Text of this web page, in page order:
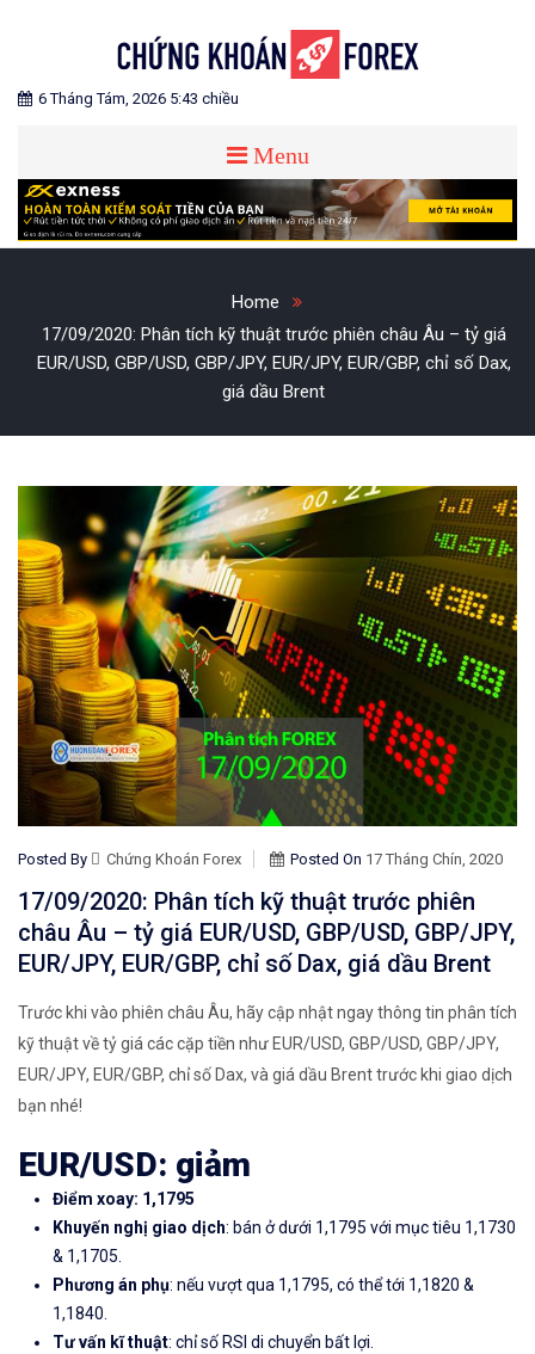
CHỨNG KHOÁN FOREX
Blog chia sẻ về Chứng Khoán và Forex
6 Tháng Tám, 2026 5:43 chiều
Menu
Home
17/09/2020: Phân tích kỹ thuật trước phiên châu Âu – tỷ giá
EUR/USD, GBP/USD, GBP/JPY, EUR/JPY, EUR/GBP, chỉ số Dax,
giá dầu Brent
Posted By Chứng Khoán Forex Posted On 17 Tháng Chín, 2020
17/09/2020: Phân tích kỹ thuật trước phiên
châu Âu – tỷ giá EUR/USD, GBP/USD, GBP/JPY,
EUR/JPY, EUR/GBP, chỉ số Dax, giá dầu Brent
Trước khi vào phiên châu Âu, hãy cập nhật ngay thông tin phân tích
kỹ thuật về tỷ giá các cặp tiền như EUR/USD, GBP/USD, GBP/JPY,
EUR/JPY, EUR/GBP, chỉ số Dax, và giá dầu Brent trước khi giao dịch
bạn nhé!
EUR/USD: giảm
Điểm xoay: 1,1795
Khuyến nghị giao dịch: bán ở dưới 1,1795 với mục tiêu 1,1730
& 1,1705.
Phương án phụ: nếu vượt qua 1,1795, có thể tới 1,1820 &
1,1840.
Tư vấn kĩ thuật: chỉ số RSI di chuyển bất lợi.